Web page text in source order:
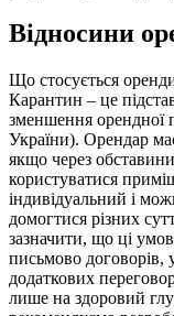
Відносини
Що стосується
Карантин – це
зменшення орендної
України). Орендар
якщо через
користуватися
індивідуальний і
домогтися різних
зазначити, що ці
письмово договорів,
додаткових
лише на здоровий